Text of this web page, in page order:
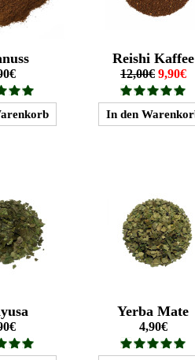
Reishi Kaffee
12,00€ 9,90€
Yerba Mate
4,90€